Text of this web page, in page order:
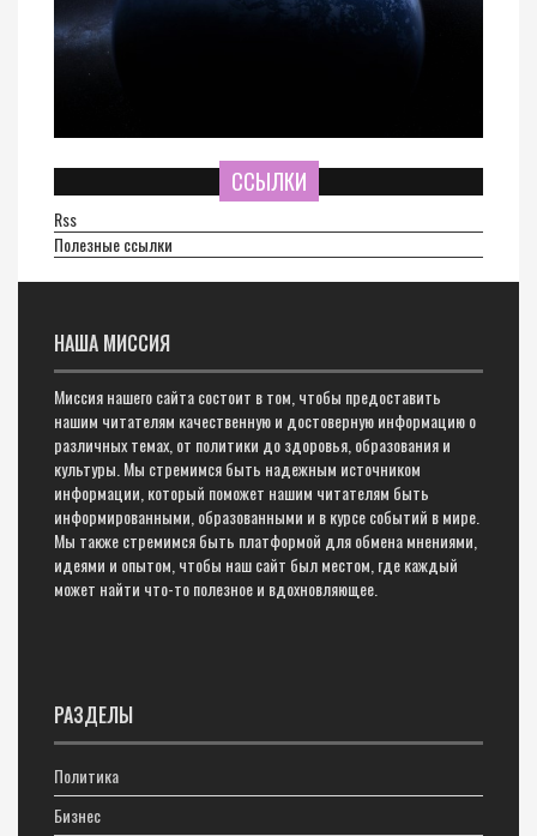
ССЫЛКИ
Rss
Полезные ссылки
НАША МИССИЯ
Миссия нашего сайта состоит в том, чтобы предоставить
нашим читателям качественную и достоверную информацию о
различных темах, от политики до здоровья, образования и
культуры. Мы стремимся быть надежным источником
информации, который поможет нашим читателям быть
информированными, образованными и в курсе событий в мире.
Мы также стремимся быть платформой для обмена мнениями,
идеями и опытом, чтобы наш сайт был местом, где каждый
может найти что-то полезное и вдохновляющее.
РАЗДЕЛЫ
Политика
Бизнес